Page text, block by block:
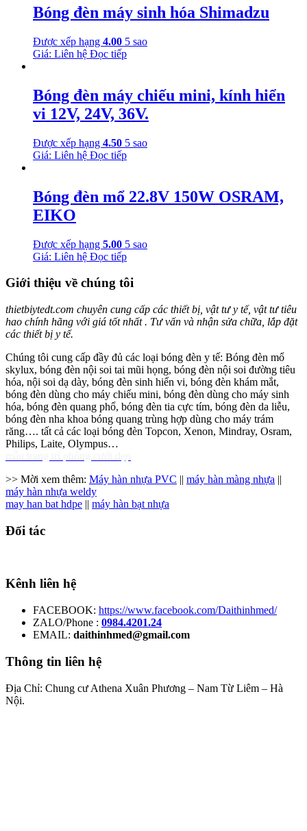
Bóng đèn máy sinh hóa Shimadzu
Được xếp hạng 4.00 5 sao
Giá: Liên hệ Đọc tiếp
Bóng đèn máy chiếu mini, kính hiển
vi 12V, 24V, 36V.
Được xếp hạng 4.50 5 sao
Giá: Liên hệ Đọc tiếp
Bóng đèn mổ 22.8V 150W OSRAM,
EIKO
Được xếp hạng 5.00 5 sao
Giá: Liên hệ Đọc tiếp
Giới thiệu về chúng tôi
thietbiytedt.com chuyên cung cấp các thiết bị, vật tư y tế, vật tư tiêu
hao chính hãng với giá tốt nhất . Tư vấn và nhận sửa chữa, lắp đặt
các thiết bị y tế.
Chúng tôi cung cấp đầy đủ các loại bóng đèn y tế: Bóng đèn mổ
skylux, bóng đèn nội soi tai mũi họng, bóng đèn nội soi đường tiêu
hóa, nội soi dạ dày, bóng đèn sinh hiển vi, bóng đèn khám mắt,
bóng đèn dùng cho máy chiếu mini, bóng đèn dùng cho máy sinh
hóa, bóng đèn quang phổ, bóng đèn tia cực tím, bóng đèn da liễu,
bóng đèn nha khoa bóng quang trùng hợp dùng cho máy trám
răng…. tất cả các loại bóng đèn Topcon, Xenon, Mindray, Osram,
Philips, Laite, Olympus…
>> Mời xem thêm: Máy hàn nhựa PVC || máy hàn màng nhựa ||
máy hàn nhựa weldy
may han bat hdpe || máy hàn bạt nhựa
Đối tác
Kênh liên hệ
FACEBOOK: https://www.facebook.com/Daithinhmed/
ZALO/Phone : 0984.4201.24
EMAIL: daithinhmed@gmail.com
Thông tin liên hệ
Địa Chỉ: Chung cư Athena Xuân Phương – Nam Từ Liêm – Hà
Nội.